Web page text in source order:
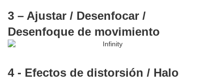
3 – Ajustar / Desenfocar /
Desenfoque de movimiento
4 - Efectos de distorsión / Halo